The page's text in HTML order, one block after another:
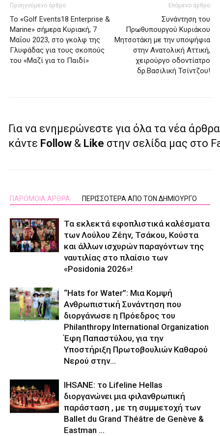
Προηγούμενο άρθρο
Το «Golf Events18 Enterprise &
Marine» σήμερα Κυριακή, 7
Μαΐου 2023, στο γκολφ της
Γλυφάδας για τους σκοπούς
του «Μαζί για το Παιδί»
Επόμενο άρθρο
Συνάντηση του
Πρωθυπουργού Κυριάκου
Μητσοτάκη με την υποψήφια
στην Ανατολική Αττική,
χειρούργο οδοντίατρο
δρ.Βασιλική Τσίντζου!
Για να ενημερώνεστε για όλα τα νέα άρθρα
κάντε Follow & Like στην σελίδα μας στο
ΠΑΡΟΜΟΙΑ ΑΡΘΡΑ ΠΕΡΙΣΣΟΤΕΡΑ ΑΠΟ ΤΟΝ ΔΗΜΙΟΥΡΓΟ
Τα εκλεκτά εφοπλιστικά καλέσματα
των Λούλου Ζέην, Τσάκου, Κούστα
και άλλων ισχυρών παραγόντων της
ναυτιλίας στο πλαίσιο των
«Posidonia 2026»!
“Hats for Water”: Μια Κομψή
Ανθρωπιστική Συνάντηση που
διοργάνωσε η Πρόεδρος του
Philanthropy International Organization
Έφη Παπαστύλου, για την
Υποστήριξη Πρωτοβουλιών Καθαρού
Νερού στην...
IHSANE: το Lifeline Hellas
διοργανώνει μια φιλανθρωπική
παράσταση , με τη συμμετοχή των
Ballet du Grand Théâtre de Genève &
Eastman ...